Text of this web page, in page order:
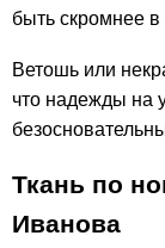
быть скромнее
Ветошь или
что надежды на
Ткань по
Иванова